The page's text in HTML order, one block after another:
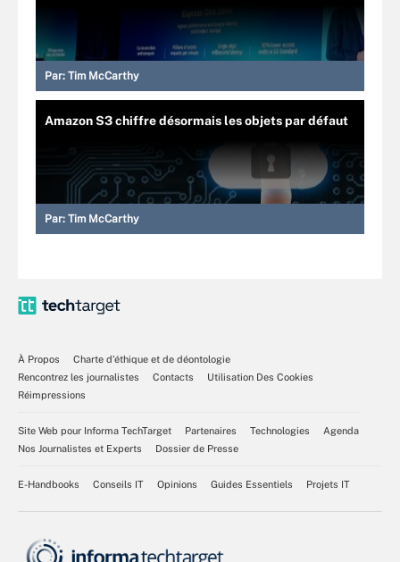
Par: Tim McCarthy
Amazon S3 chiffre désormais les objets par défaut
Par: Tim McCarthy
À Propos
Charte d’éthique et de déontologie
Rencontrez les journalistes
Contacts
Utilisation Des Cookies
Réimpressions
Site Web pour Informa TechTarget Partenaires Technologies
Agenda
Nos Journalistes et Experts
Dossier de Presse
E-Handbooks Conseils IT Opinions Guides Essentiels Projets IT